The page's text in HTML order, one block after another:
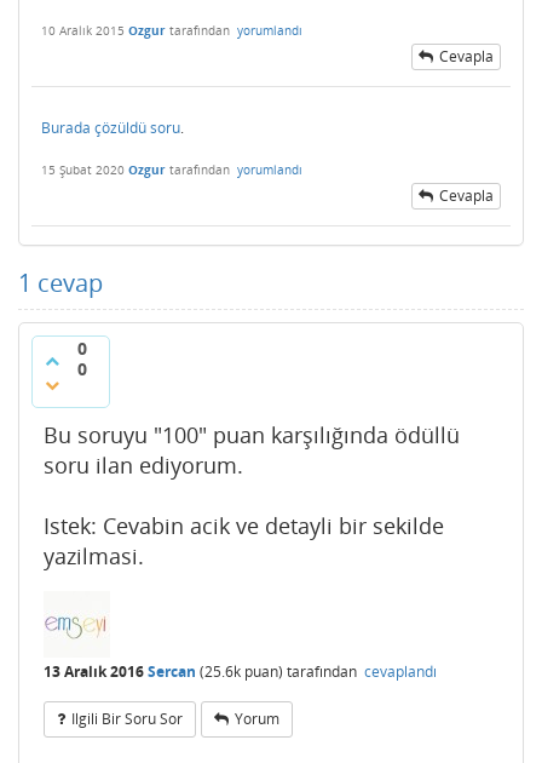
10 Aralık 2015 Ozgur tarafından yorumlandı
Cevapla
Burada çözüldü soru.
15 Şubat 2020 Ozgur tarafından yorumlandı
Cevapla
1 cevap
0
0
Bu soruyu "100" puan karşılığında ödüllü
soru ilan ediyorum.
Istek: Cevabin acik ve detayli bir sekilde
yazilmasi.
13 Aralık 2016Sercan (25.6k puan) tarafından cevaplandı
Ilgili Bir Soru Sor Yorum